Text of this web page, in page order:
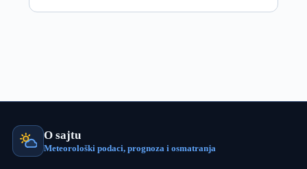
O sajtu
Meteorološki podaci, prognoza i osmatranja